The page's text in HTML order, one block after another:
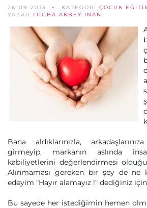
26-09-2013 KATEGORİ ÇOCUK
YAZAR TUĞBA AKBEY İNAN
Bana aldıklarınızla,
girmeyip, markanın aslında
kabiliyetlerini değerlendirmesi
Alınmaması gereken bir şey de ne
edeyim "Hayır alamayız !" dediğiniz
Bu sayede her istediğimin hemen